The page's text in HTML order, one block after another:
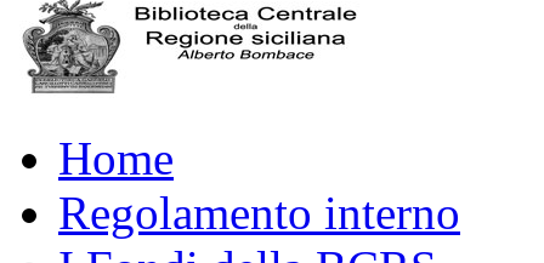
Home
Regolamento interno